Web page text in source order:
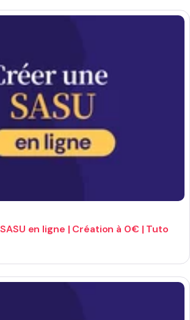
en ligne | Création à 0€ | Tuto